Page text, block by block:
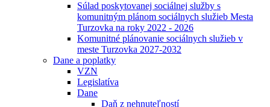
Súlad poskytovanej sociálnej služby s
komunitným plánom sociálnych služieb Mesta
Turzovka na roky 2022 - 2026
Komunitné plánovanie sociálnych služieb v
meste Turzovka 2027-2032
Dane a poplatky
VZN
Legislatíva
Dane
Daň z nehnuteľností